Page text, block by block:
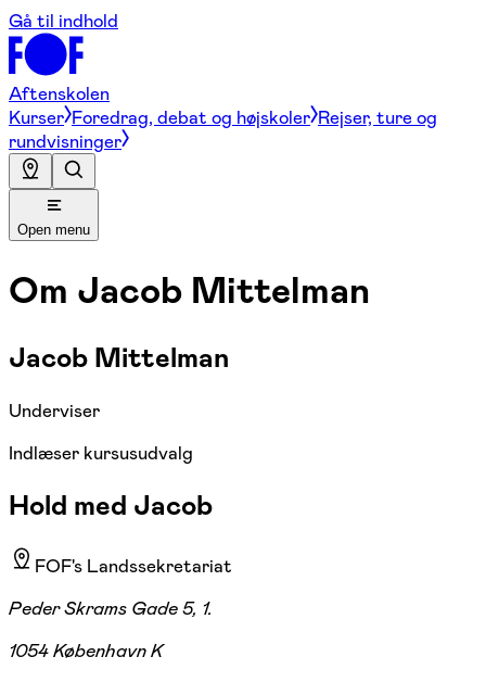
Gå til indhold
Aftenskolen
Kurser Foredrag, debat og højskoler Rejser, ture og
rundvisninger
Open menu
Om Jacob Mittelman
Jacob Mittelman
Underviser
Indlæser kursusudvalg
Hold med Jacob
FOF's Landssekretariat
Peder Skrams Gade 5, 1.
1054 København K